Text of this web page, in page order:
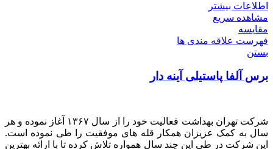
اطلاعات بیشتر
مشاهده سریع
مقایسه
فهرست علاقه مندی ها
بستن
برس آلفا پاستیلی آینه دار
شرکت تهران بهداشت فعالیت خود را از سال ۱۳۶۷ آغاز نموده و هر
سال به کمک عزیزان همکار قله های موفقیت را طی نموده است.
این شرکت در طی این چند سال همواره تلاش کرده تا با ارائه بهترین